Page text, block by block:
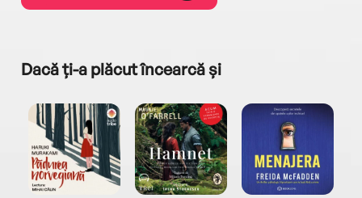
Dacă ți-a plăcut încearcă și